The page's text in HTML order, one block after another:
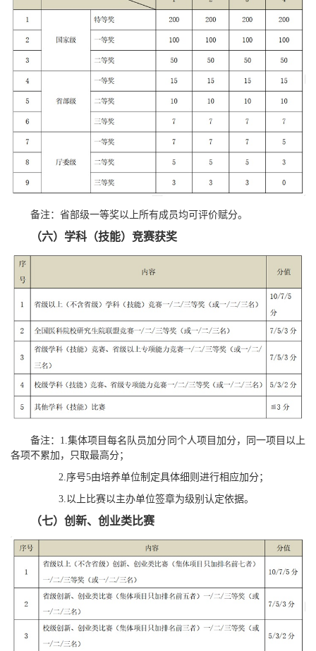
备注：省部级一等奖以上所有成员均可评价赋分。
（六）学科（技能）竞赛获奖
备注：1.集体项目每名队员加分同个人项目加分，同一项目以上
各项不累加，只取最高分；
2.序号5由培养单位制定具体细则进行相应加分；
3.以上比赛以主办单位签章为级别认定依据。
（七）创新、创业类比赛